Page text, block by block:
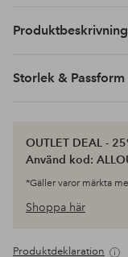
Produktbeskrivning
Storlek & Passform
OUTLET DEAL -
Använd kod:
*Gäller varor märkta
Shoppa här
Produktdeklaration